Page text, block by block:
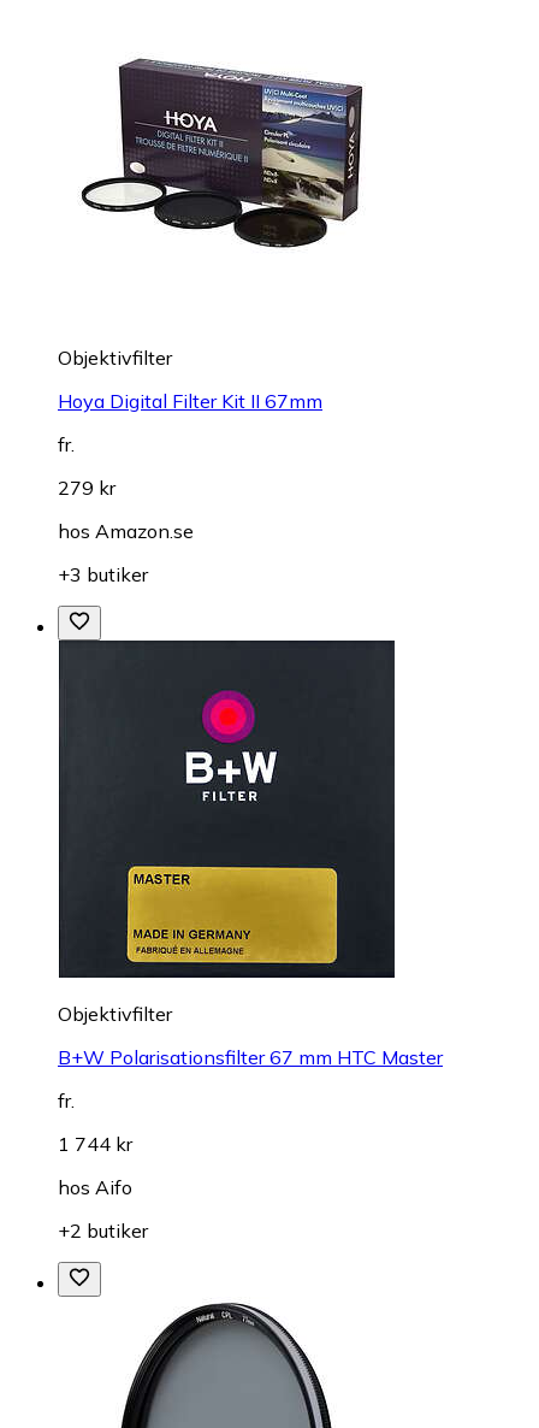
Objektivfilter
Hoya Digital Filter Kit II 67mm
fr.
279 kr
hos Amazon.se
+3 butiker
Objektivfilter
B+W Polarisationsfilter 67 mm HTC Master
fr.
1 744 kr
hos Aifo
+2 butiker